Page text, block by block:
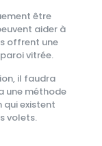
être
aider à
offrent une
vitrée.
il faudra
une méthode
qui existent
volets.